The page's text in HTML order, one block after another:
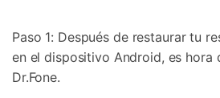
Paso 1: Después de restaurar tu
en el dispositivo Android, es hora
Dr.Fone.